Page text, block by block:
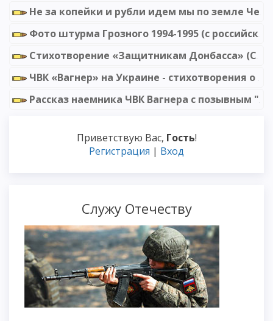
Приветствую Вас, Гость!
Регистрация | Вход
Служу Отечеству
Не за копейки и рубли идем мы по земле Чечни (вторая чеченская война)
Фото штурма Грозного 1994-1995 (с российской стороны)
Стихотворение «Защитникам Донбасса» (Светлана Севастьянова)
ЧВК «Вагнер» на Украине - стихотворения о российских добровольцах
Рассказ наемника ЧВК Вагнера с позывным "Сокол" как он воевал в Сирии